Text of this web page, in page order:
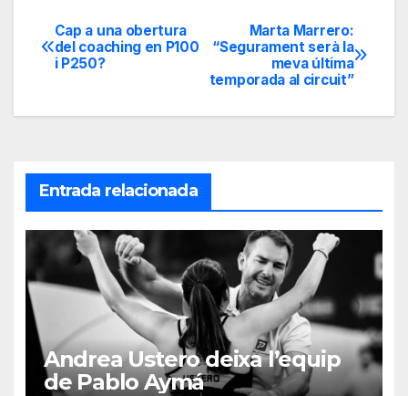
Navegación
de
entradas
Marta Marrero:
“Segurament serà la
meva última
temporada al circuit”
Cap a una obertura
del coaching en P100
i P250?
Entrada relacionada
Andrea Ustero deixa l’equip
de Pablo Aymá